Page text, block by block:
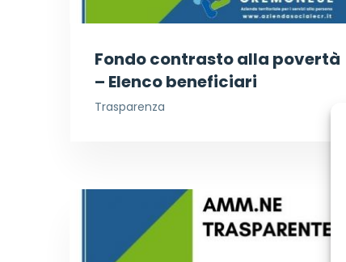
Fondo contrasto alla povertà
– Elenco beneficiari
Trasparenza